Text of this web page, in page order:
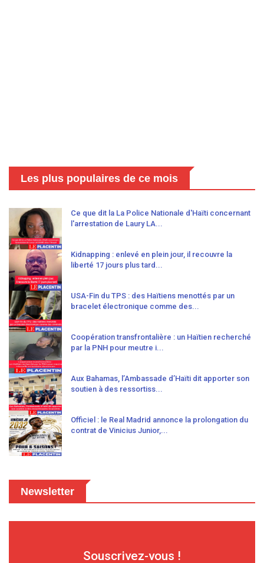
Les plus populaires de ce mois
Ce que dit la La Police Nationale d'Haïti concernant
l'arrestation de Laury LA...
Kidnapping : enlevé en plein jour, il recouvre la
liberté 17 jours plus tard...
USA-Fin du TPS : des Haïtiens menottés par un
bracelet électronique comme des...
Coopération transfrontalière : un Haïtien recherché
par la PNH pour meutre i...
Aux Bahamas, l’Ambassade d’Haïti dit apporter son
soutien à des ressortiss...
Officiel : le Real Madrid annonce la prolongation du
contrat de Vinicius Junior,...
Newsletter
Souscrivez-vous !